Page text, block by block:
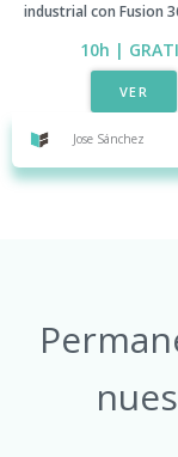
industrial con Fusion
10h |
VER
Jose Sánchez